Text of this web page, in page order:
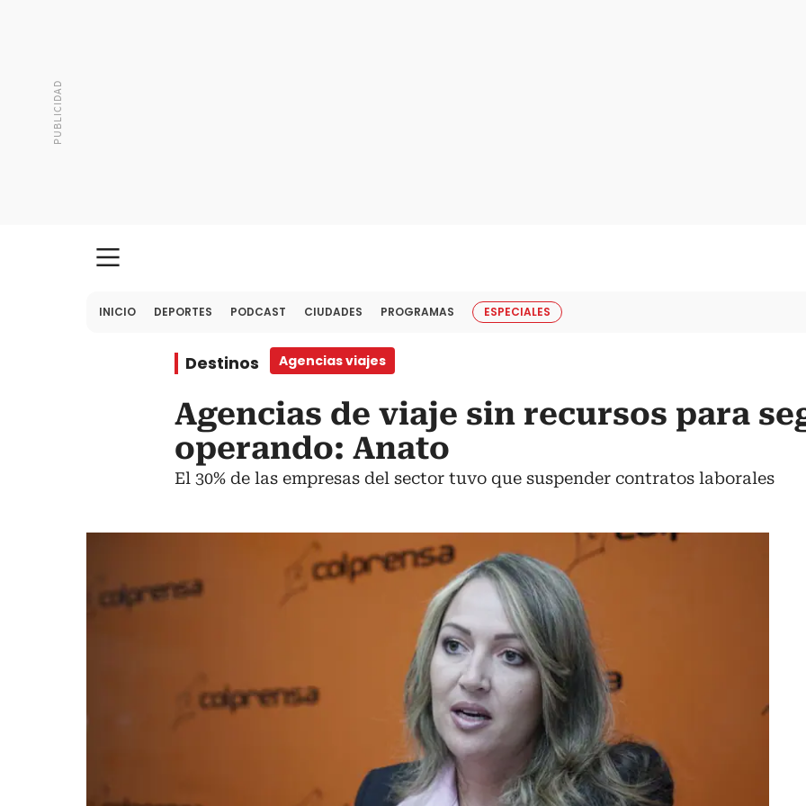
INICIO DEPORTES PODCAST CIUDADES PROGRAMAS ESPECIALES
Destinos Agencias viajes
Agencias de viaje sin recursos para
operando: Anato
El 30% de las empresas del sector tuvo que suspender contratos laborales